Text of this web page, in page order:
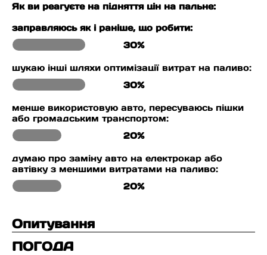
Як ви реагуєте на підняття цін на пальне:
заправляюсь як і раніше, що робити:
30%
шукаю інші шляхи оптимізації витрат на паливо:
30%
менше використовую авто, пересуваюсь пішки
або громадським транспортом:
20%
думаю про заміну авто на електрокар або
автівку з меншими витратами на паливо:
20%
Опитування
ПОГОДА